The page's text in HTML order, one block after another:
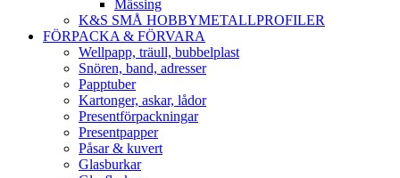
Mässing
K&S SMÅ HOBBYMETALLPROFILER
FÖRPACKA & FÖRVARA
Wellpapp, träull, bubbelplast
Snören, band, adresser
Papptuber
Kartonger, askar, lådor
Presentförpackningar
Presentpapper
Påsar & kuvert
Glasburkar